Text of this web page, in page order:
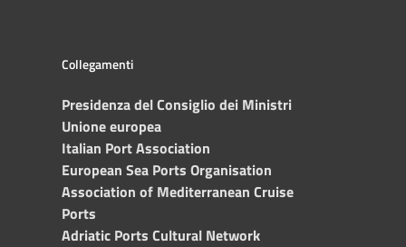
Collegamenti
Presidenza del Consiglio dei Ministri
Unione europea
Italian Port Association
European Sea Ports Organisation
Association of Mediterranean Cruise
Ports
Adriatic Ports Cultural Network